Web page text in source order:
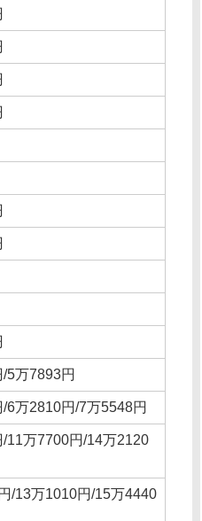
5万7893円
6万2810円/7万5548円
11万7700円/14万2120
/13万1010円/15万4440